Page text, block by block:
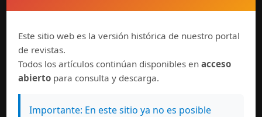
Suscríbase a esta revista
Este sitio web es la versión histórica de nuestro portal
de revistas.
Todos los artículos continúan disponibles enacceso
abierto para consulta y descarga.
Importante: En este sitio ya no es posible